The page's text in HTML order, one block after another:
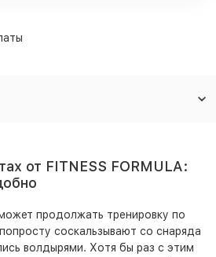
от FITNESS FORMULA:
продолжать тренировку по
соскальзывают со снаряда
волдырями. Хотя бы раз с этим